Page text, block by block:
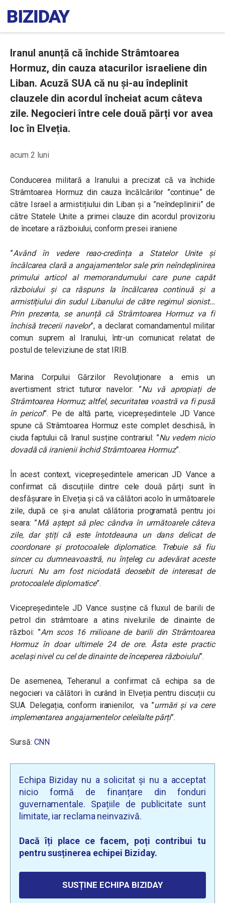
Iranul anunță că închide Strâmtoarea
Hormuz, din cauza atacurilor israeliene din
Liban. Acuză SUA că nu și-au îndeplinit
clauzele din acordul încheiat acum câteva
zile. Negocieri între cele două părți vor avea
loc în Elveția.
acum 2 luni
Conducerea militară a Iranului a precizat că va închide
Strâmtoarea Hormuz din cauza încălcărilor ”continue” de
către Israel a armistițiului din Liban și a ”neîndeplinirii” de
către Statele Unite a primei clauze din acordul provizoriu
de încetare a războiului, conform presei iraniene
”Având în vedere reao-credința a Statelor Unite și
încălcarea clară a angajamentelor sale prin neîndeplinirea
primului articol al memorandumului care pune capăt
războiului și ca răspuns la încălcarea continuă și a
armistițiului din sudul Libanului de către regimul sionist…
Prin prezenta, se anunță că Strâmtoarea Hormuz va fi
închisă trecerii navelor”, a declarat comandamentul militar
comun suprem al Iranului, într-un comunicat relatat de
postul de televiziune de stat IRIB.
Marina Corpului Gărzilor Revoluționare a emis un
avertisment strict tuturor navelor: ”Nu vă apropiați de
Strâmtoarea Hormuz; altfel, securitatea voastră va fi pusă
în pericol”. Pe de altă parte, vicepreședintele JD Vance
spune că Strâmtoarea Hormuz este complet deschisă, în
ciuda faptului că Iranul susține contrariul: ”Nu vedem nicio
dovadă că iranienii închid Strâmtoarea Hormuz”.
În acest context, vicepreședintele american JD Vance a
confirmat că discuțiile dintre cele două părți sunt în
desfășurare în Elveția și că va călători acolo în următoarele
zile, după ce și-a anulat călătoria programată pentru joi
seara: ”Mă aștept să plec cândva în următoarele câteva
zile, dar știți că este întotdeauna un dans delicat de
coordonare și protocoalele diplomatice. Trebuie să fiu
sincer cu dumneavoastră, nu înțeleg cu adevărat aceste
lucruri. Nu am fost niciodată deosebit de interesat de
protocoalele diplomatice”.
Vicepreședintele JD Vance susține că fluxul de barili de
petrol din strâmtoare a atins nivelurile de dinainte de
război: ”Am scos 16 milioane de barili din Strâmtoarea
Hormuz în doar ultimele 24 de ore. Ăsta este practic
același nivel cu cel de dinainte de începerea războiului”.
De asemenea, Teheranul a confirmat că echipa sa de
negocieri va călători în curând în Elveția pentru discuții cu
SUA. Delegația, conform iranienilor, va ”urmări și va cere
implementarea angajamentelor celeilalte părți”.
Sursă: CNN
Echipa Biziday nu a solicitat și nu a acceptat
nicio formă de finanțare din fonduri
guvernamentale. Spațiile de publicitate sunt
limitate, iar reclama neinvazivă.
Dacă îți place ce facem, poți contribui tu
pentru susținerea echipei Biziday.
SUSȚINE ECHIPA BIZIDAY